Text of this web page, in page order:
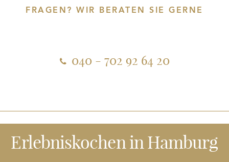
FRAGEN? WIR BERATEN SIE GERNE
040 - 702 92 64 20
Erlebniskochenin Hamburg